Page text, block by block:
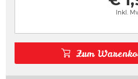
Inkl.
Zum